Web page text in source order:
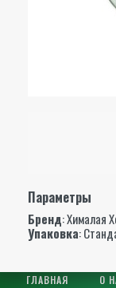
Параметры
Бренд:Хималая
Упаковка:
ГЛАВНАЯ О